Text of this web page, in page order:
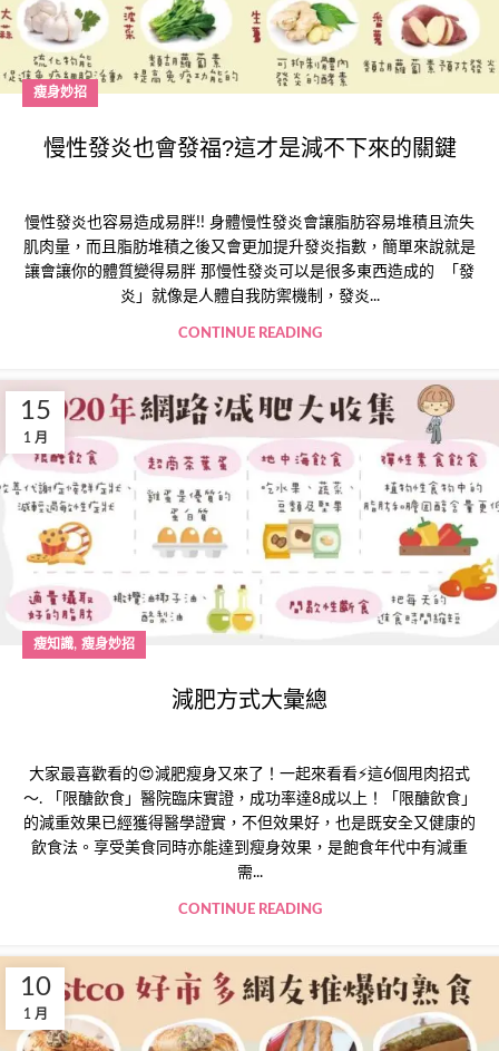
瘦身妙招
慢性發炎也會發福?這才是減不下來的關鍵
慢性發炎也容易造成易胖!! 身體慢性發炎會讓脂肪容易堆積且流失
肌肉量，而且脂肪堆積之後又會更加提升發炎指數，簡單來說就是
讓會讓你的體質變得易胖 那慢性發炎可以是很多東西造成的 「發
炎」就像是人體自我防禦機制，發炎...
CONTINUE READING
15
1 月
瘦知識, 瘦身妙招
減肥方式大彙總
大家最喜歡看的😍減肥瘦身又來了！一起來看看⚡這6個甩肉招式
～. 「限醣飲食」醫院臨床實證，成功率達8成以上！「限醣飲食」
的減重效果已經獲得醫學證實，不但效果好，也是既安全又健康的
飲食法。享受美食同時亦能達到瘦身效果，是飽食年代中有減重
需...
CONTINUE READING
10
1 月